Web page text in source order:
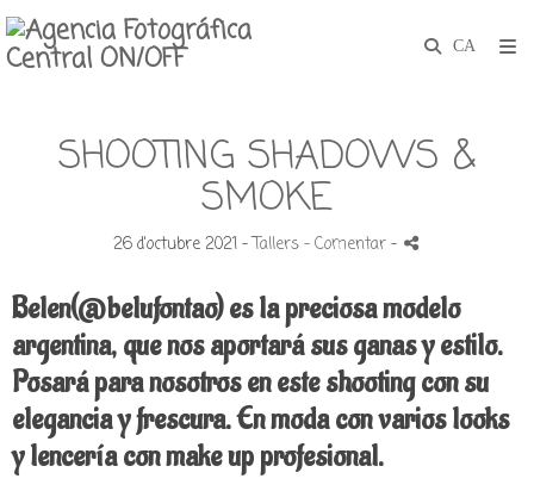
SHOOTING SHADOWS &
SMOKE
26 d'octubre 2021 -Tallers- Comentar-
Belen(@belufontao) es la preciosa modelo
argentina, que nos aportará sus ganas y estilo.
Posará para nosotros en este shooting con su
elegancia y frescura.En moda con varios looks
y lencería con make up profesional.